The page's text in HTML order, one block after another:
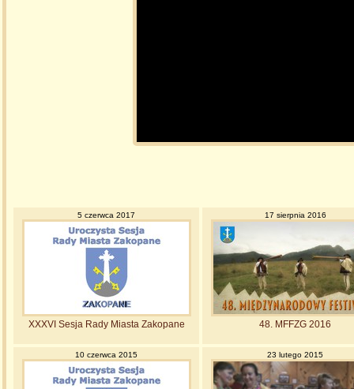
5 czerwca 2017
XXXVI Sesja Rady Miasta Zakopane
17 sierpnia 2016
48. MFFZG 2016
10 czerwca 2015 23 lutego 2015